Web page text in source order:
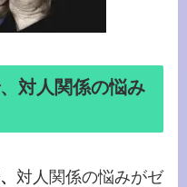
対人関係の悩み
対人関係の悩みがゼ